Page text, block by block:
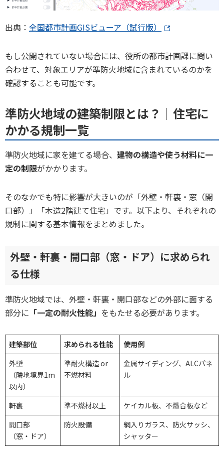
出典： 全国都市計画GISビューア（試行版）
もし公開されていない場合には、役所の都市計画課に問い
合わせて、対象エリアが準防火地域に含まれているのかを
確認することも可能です。
準防火地域の建築制限とは？｜住宅に
かかる規制一覧
準防火地域に家を建てる場合、 建物の構造や使う材料に一
定の制限がかかります。
そのなかでも特に影響が大きいのが「外壁・軒裏・窓（開
口部）」「木造2階建て住宅」です。以下より、それぞれの
規制に関する基本情報をまとめました。
外壁・軒裏・開口部（窓・ドア）に求められ
る仕様
準防火地域では、外壁・軒裏・開口部などの外部に面する
部分に 「一定の耐火性能」 をもたせる必要があります。
建築部位 求められる性能
使用例
外壁
（隣地境界1m
以内）
準耐火構造 or
不燃材料
金属サイディング、ALCパネ
ル
軒裏 準不燃材以上
ケイカル板、不燃合板など
開口部
（窓・ドア）
防火設備
網入りガラス、防火サッシ、
シャッター